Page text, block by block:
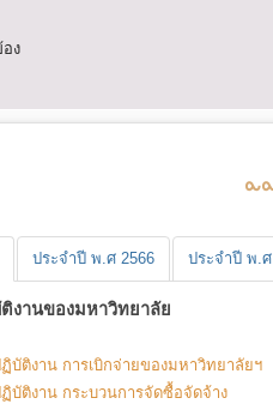
อง
ประจำปี พ.ศ 2566 ประจำปี พ.ศ
งานของมหาวิทยาลัย
บัติงาน การเบิกจ่ายของมหาวิทยาลัยฯ
บัติงาน กระบวนการจัดซื้อจัดจ้าง